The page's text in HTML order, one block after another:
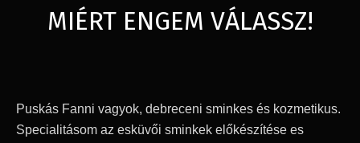
MIÉRT ENGEM VÁLASSZ!
Puskás Fanni vagyok, debreceni sminkes és kozmetikus.
Specialitásom az esküvői sminkek előkészítése es